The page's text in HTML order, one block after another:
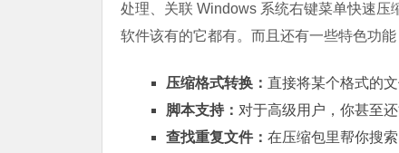
处理、关联 Windows 系统右键菜单快速
软件该有的它都有。而且还有一些特色功能
压缩格式转换： 直接将某个格式的
脚本支持： 对于高级用户，你甚至
查找重复文件： 在压缩包里帮你搜